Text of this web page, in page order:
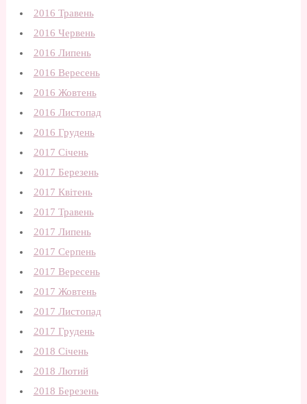
2016 Травень
2016 Червень
2016 Липень
2016 Вересень
2016 Жовтень
2016 Листопад
2016 Грудень
2017 Січень
2017 Березень
2017 Квітень
2017 Травень
2017 Липень
2017 Серпень
2017 Вересень
2017 Жовтень
2017 Листопад
2017 Грудень
2018 Січень
2018 Лютий
2018 Березень